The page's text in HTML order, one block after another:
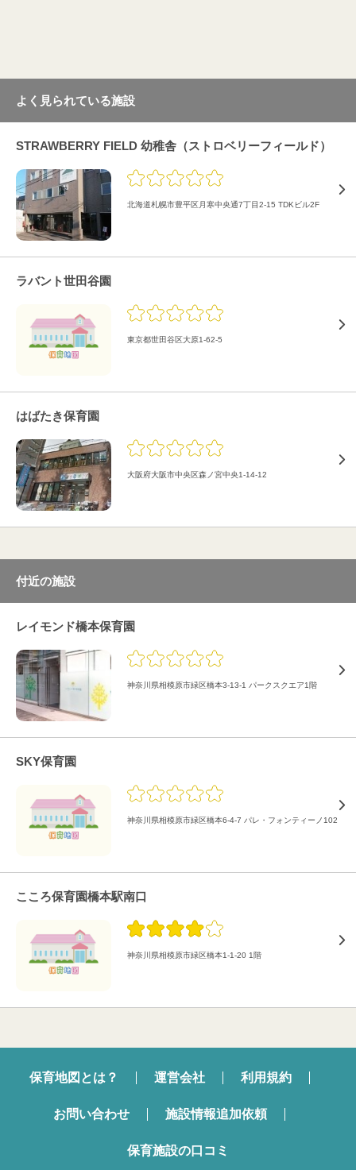
よく見られている施設
STRAWBERRY FIELD 幼稚舎（ストロベリーフィールド）
北海道札幌市豊平区月寒中央通7丁目2-15 TDKビル2F
ラバント世田谷園
東京都世田谷区大原1-62-5
はばたき保育園
大阪府大阪市中央区森ノ宮中央1-14-12
付近の施設
レイモンド橋本保育園
神奈川県相模原市緑区橋本3-13-1 パークスクエア1階
SKY保育園
神奈川県相模原市緑区橋本6-4-7 パレ・フォンティーノ102
こころ保育園橋本駅南口
神奈川県相模原市緑区橋本1-1-20 1階
保育地図とは？ 運営会社 利用規約
お問い合わせ 施設情報追加依頼
保育施設の口コミ